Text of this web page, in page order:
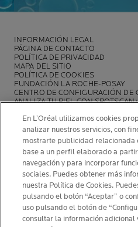
INFORMACIÓN LEGAL
PÁGINA DE CONTACTO
POLÍTICA DE PRIVACIDAD
MAPA DEL SITIO
POLÍTICA DE COOKIES
FUNDACIÓN LA ROCHE-POSAY
CENTRO DE CONFIGURACIÓN DE
ANALIZA TU PIEL CON
NEWSLETTER
INFORMACIÓN DEL FABRICANTE
COSMETIQUE ACTIVE
La Roche-Posay Laboratoire
86270 La Roche-Posay France
En L’Oréal utilizamos cookies
analizar nuestros servicios, con
mostrarte publicidad relacionada
base a un perfil elaborado a
navegación y para incorporar
sociales. Puedes obtener más
nuestra Política de Cookies.
pulsando el botón “Aceptar” o
uso pulsando el botón de
consultar la información